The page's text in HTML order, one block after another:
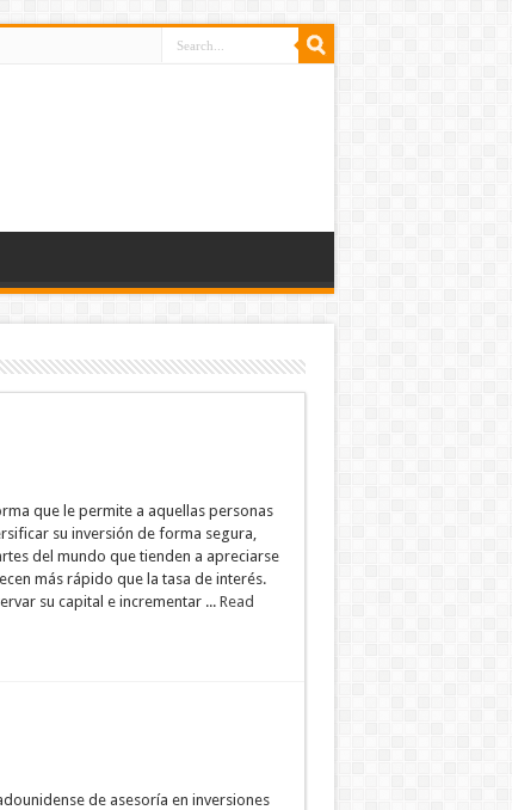
que le permite a aquellas personas
su inversión de forma segura,
del mundo que tienden a apreciarse
más rápido que la tasa de interés.
su capital e incrementar ... Read
de asesoría en inversiones